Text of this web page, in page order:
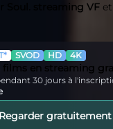
Soul. streaming VF
SVOD HD 4K
films en streaming
30 jours à
Regarder gratuitement